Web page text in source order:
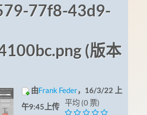
77f8-43d9-
(版本
由Frank Feder，16/3/22 上
午9:45上传
平均 (0 票)